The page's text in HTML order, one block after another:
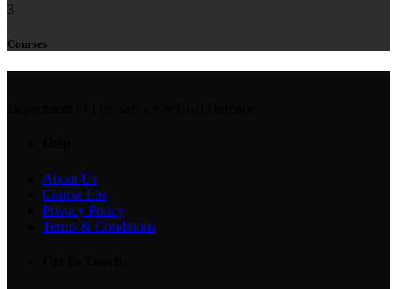
3
Courses
About Us
Course List
Privacy Policy
Terms & Conditions